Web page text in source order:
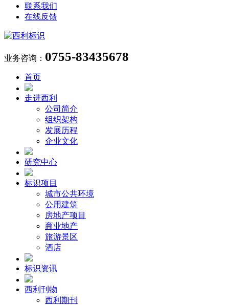
联系我们
在线反馈
业务咨询： 0755-83435678
首页
走进西利
公司简介
组织架构
发展历程
企业文化
研究中心
标识项目
城市公共环境
公用建筑
房地产项目
商业地产
旅游景区
酒店
标识资讯
西利刊物
西利期刊